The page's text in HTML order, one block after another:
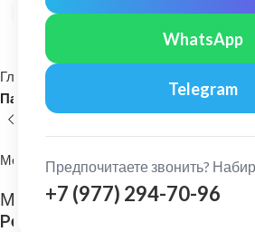
WhatsApp
Telegram
Предпочитаете звонить?
+7 (977) 294-70-96
Нажмите, чтобы увеличить
Главная
Панель сайдинга
МеталлПрофиль
МеталлПрофиль: Сайдинг
Pe 0,45 мм Ral 6005